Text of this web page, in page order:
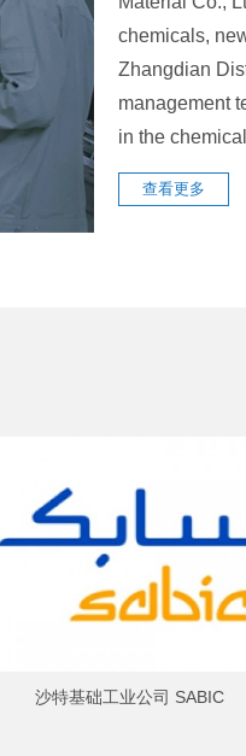
chemicals,
Zhangdian
management
in the
查看更多
沙特基础工业公司 SABIC